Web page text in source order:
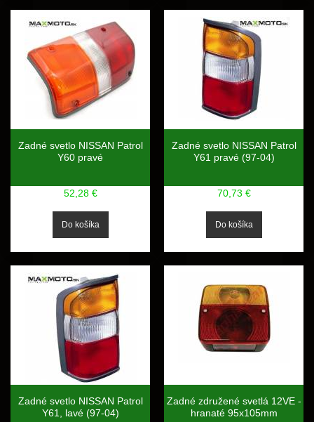
Zadné svetlo NISSAN Patrol
Y60 pravé
52,28 €
Zadné svetlo NISSAN Patrol
Y61 pravé (97-04)
70,73 €
Zadné svetlo NISSAN Patrol
Y61, lavé (97-04)
Zadné združené svetlá 12VE -
hranaté 95x105mm